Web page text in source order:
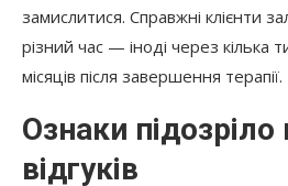
замислитися. Справжні клієнти
різний час — іноді через кілька
місяців після завершення терапії.
Ознаки підозріло
відгуків